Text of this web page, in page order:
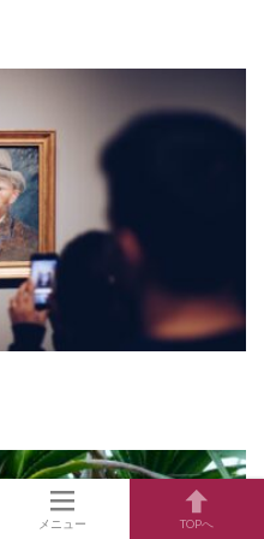
メニュー TOPへ